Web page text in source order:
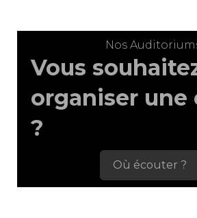
Nos
Vous
organiser une
?
Où écouter ?